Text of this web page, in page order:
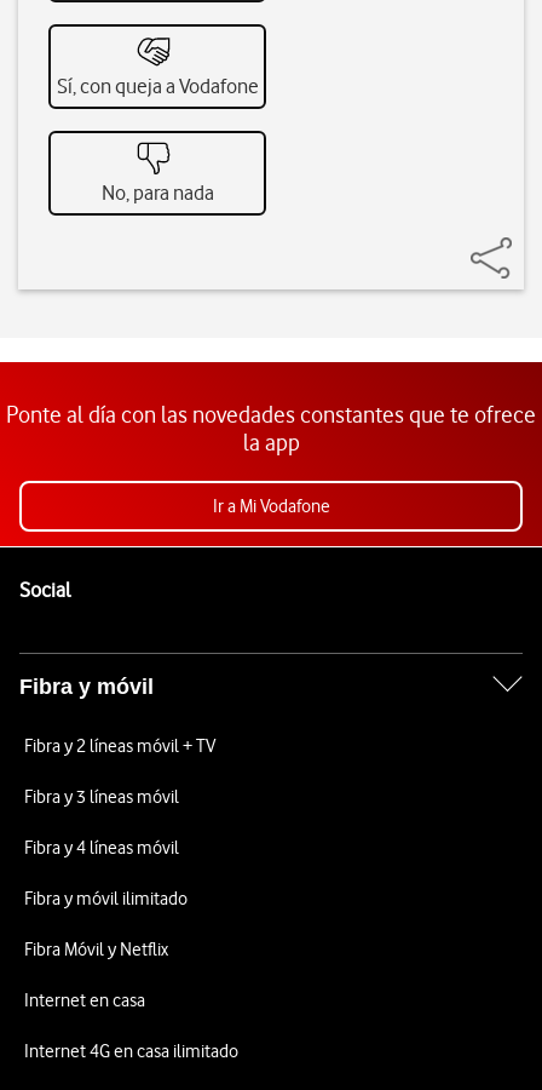
Sí, con queja a Vodafone
No, para nada
Ponte al día con las novedades constantes que te ofrece
la app
Ir a Mi Vodafone
SocialEnlaces a las redes sociales de Vodafone
Fibra y móvil
Fibra y 2 líneas móvil + TV
Fibra y 3 líneas móvil
Fibra y 4 líneas móvil
Fibra y móvil ilimitado
Fibra Móvil y Netflix
Internet en casa
Internet 4G en casa ilimitado